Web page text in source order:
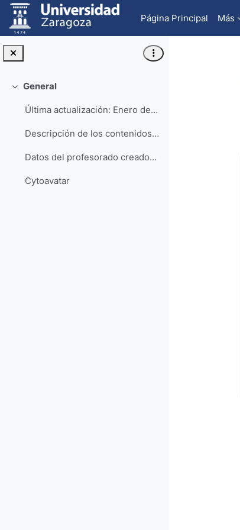
Salta al contenido principal
Página Principal
Más
Colapsar
General
Última actualización: Enero de 2025
Descripción de los contenidos del curso
Datos del profesorado creador del curso
Cytoavatar